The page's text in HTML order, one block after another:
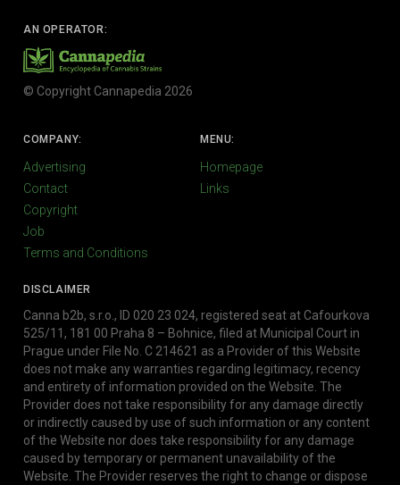
AN OPERATOR:
© Copyright Cannapedia 2026
COMPANY:
Advertising
Contact
Copyright
Job
Terms and Conditions
MENU:
Homepage
Links
DISCLAIMER
Canna b2b, s.r.o., ID 020 23 024, registered seat at Cafourkova
525/11, 181 00 Praha 8 – Bohnice, filed at Municipal Court in
Prague under File No. C 214621 as a Provider of this Website
does not make any warranties regarding legitimacy, recency
and entirety of information provided on the Website. The
Provider does not take responsibility for any damage directly
or indirectly caused by use of such information or any content
of the Website nor does take responsibility for any damage
caused by temporary or permanent unavailability of the
Website. The Provider reserves the right to change or dispose